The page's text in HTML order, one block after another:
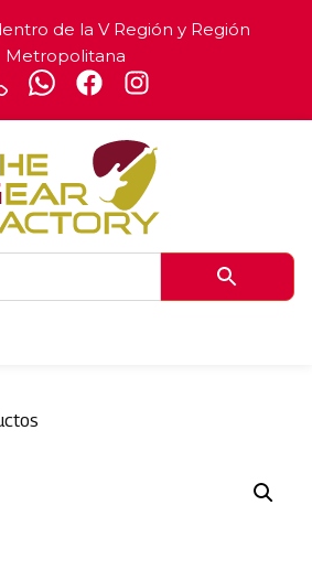
de la V Región y Región
Metropolitana